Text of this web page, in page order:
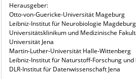
Herausgeber:
Otto-von-Guericke-Universität Mageburg
Leibniz-Institut für Neurobiologie Magdeburg
Universitätsklinikum und Medizinische
Universität Jena
Martin-Luther-Universität Halle-Wittenberg
Leibniz-Institut für Naturstoff-Forschung und
DLR-Institut für Datenwissenschaft Jena